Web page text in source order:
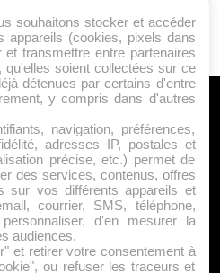
nous ?
Légales
de Cookies
souhaitons stocker et accéder
appareils (cookies, pixels dans
transmettre entre partenaires
qu'elles soient collectées sur ce
détenues par certains d'entre
y compris dans d'autres
navigation, préférences,
adresses IP, postales et
précise, etc.) permet de
des services, contenus, offres
sur vos différents appareils et
courrier, SMS, téléphone,
d'en mesurer la
audiences.
et retirer votre consentement à
ou refuser les traceurs et